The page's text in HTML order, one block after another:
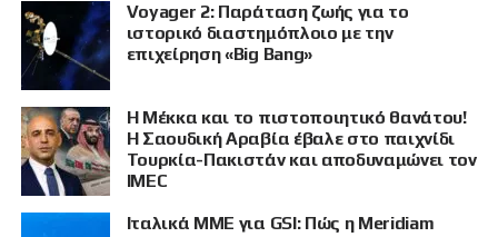
Voyager 2: Παράταση ζωής για το
ιστορικό διαστημόπλοιο με την
επιχείρηση «Big Bang»
Η Μέκκα και το πιστοποιητικό θανάτου!
Η Σαουδική Αραβία έβαλε στο παιχνίδι
Τουρκία-Πακιστάν και αποδυναμώνει τον
IMEC
Ιταλικά ΜΜΕ για GSI: Πώς η Meridiam